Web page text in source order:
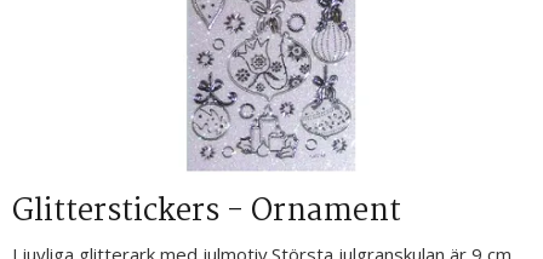
Glitterstickers - Ornament
Ljuvliga glitterark med julmotiv.Största julgranskulan är 9 cm